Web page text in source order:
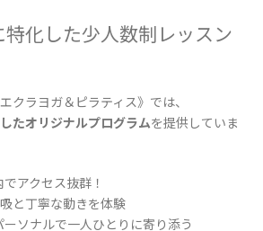
化した少人数制レッスン
クラヨガ＆ピラティス》では、
たオリジナルプログラムを提供していま
アクセス抜群！
と丁寧な動きを体験
ソナルで一人ひとりに寄り添う